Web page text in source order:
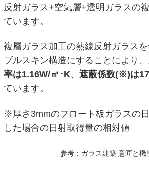
反射ガラス+空気層+透明ガラスの
ています。
複層ガラス加工の熱線反射ガラス
ブルスキン構造にすることにより、
率は1.16W/㎡･K、 遮蔽係数(※)は
ています。
※厚さ3mmのフロート板ガラスの
した場合の日射取得量の相対値
参考：ガラス建築 意匠と